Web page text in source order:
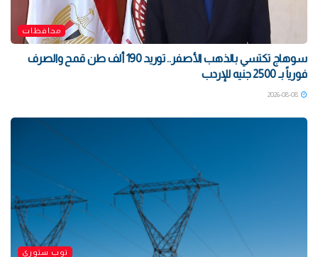
محافظات
سوهاج تكتسي بالذهب الأصفر.. توريد 190 ألف طن قمح والصرف
فورياً بـ 2500 جنيه للإردب
توب ستوري